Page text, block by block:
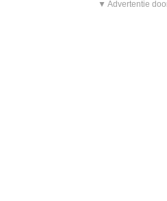
▼ Advertentie